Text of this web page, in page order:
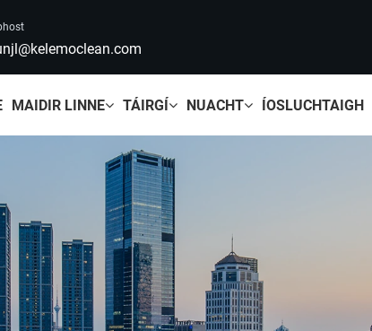
MAIDIR LINNE TÁIRGÍ NUACHT ÍOSLUCHTAIGH